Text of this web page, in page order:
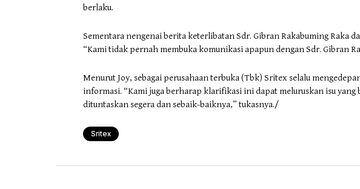
berlaku.
Sementara nengenai berita keterlibatan Sdr. Gibran Rakabuming Raka
“Kami tidak pernah membuka komunikasi apapun dengan Sdr. Gibran
Menurut Joy, sebagai perusahaan terbuka (Tbk) Sritex selalu
informasi. “Kami juga berharap klarifikasi ini dapat meluruskan isu yang
dituntaskan segera dan sebaik-baiknya,” tukasnya./
Sritex